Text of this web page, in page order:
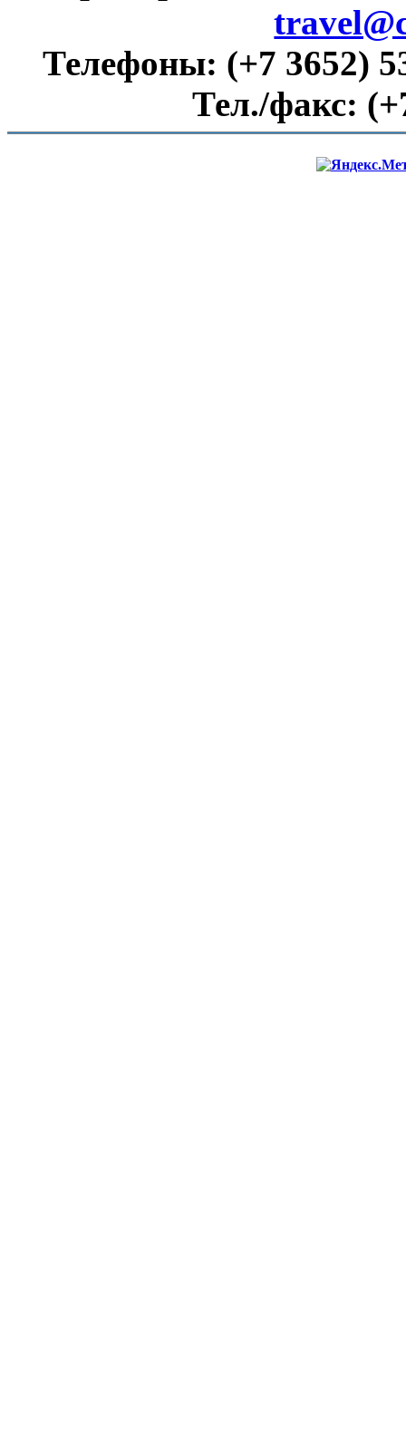
Телефоны: (+7 3652)
Тел./факс: